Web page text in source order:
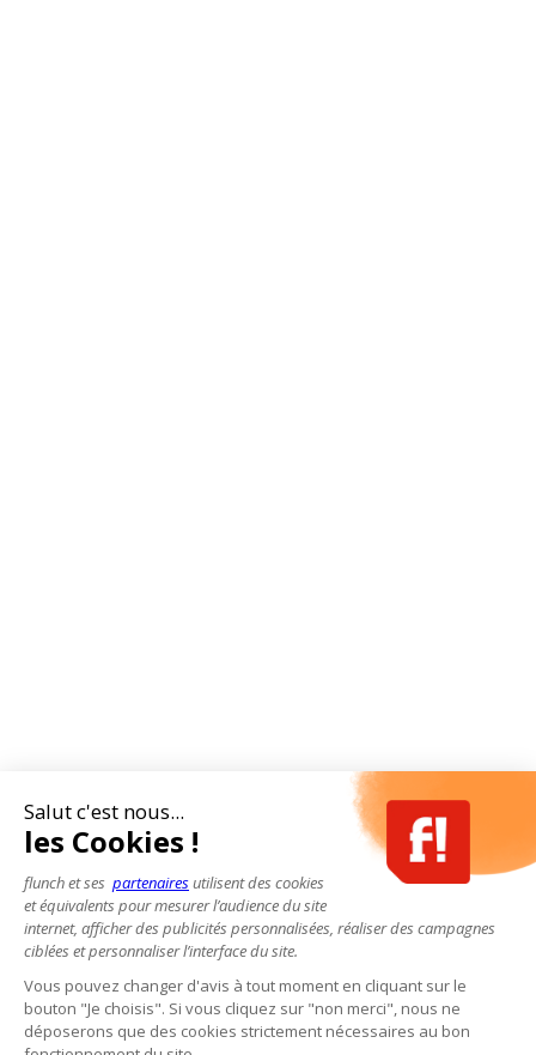
Salut c'est nous...
les Cookies !
flunch et ses partenairesutilisent des cookies
et équivalents pour mesurer l’audience du site
internet, afficher des publicités personnalisées, réaliser des campagnes
ciblées et personnaliser l’interface du site.
Vous pouvez changer d'avis à tout moment en cliquant sur le
bouton "Je choisis". Si vous cliquez sur "non merci", nous ne
déposerons que des cookies strictement nécessaires au bon